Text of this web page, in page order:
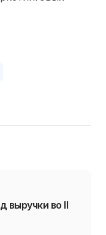
выручки во II